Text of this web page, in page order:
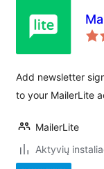
Add newsletter
to your MailerLite
MailerLite
Aktyvių